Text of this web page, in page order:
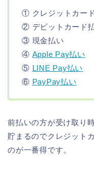
① クレジットカー
② デビットカード
③ 現金払い
④ Apple Pay払い
⑤ LINE Pay払い
⑥ PayPay払い
前払いの方が受け取り
貯まるのでクレジット
のが一番得です。